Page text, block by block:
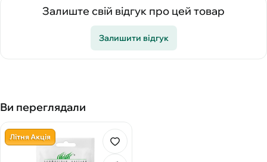
Залиште свій відгук про цей товар
Залишити відгук
Ви переглядали
Літня Акція